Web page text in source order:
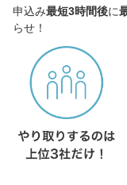
申込み最短3時間後に
らせ！